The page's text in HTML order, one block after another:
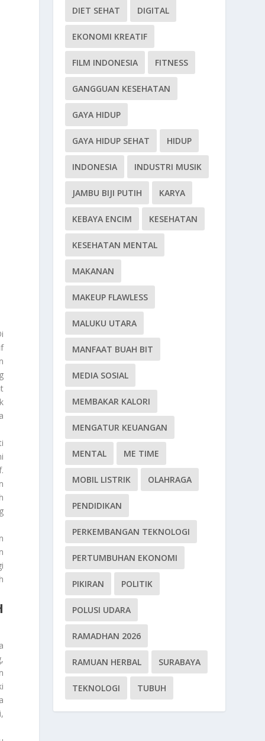
DIET SEHAT DIGITAL
EKONOMI KREATIF
FILM INDONESIA FITNESS
GANGGUAN KESEHATAN
GAYA HIDUP
GAYA HIDUP SEHAT HIDUP
INDONESIA INDUSTRI MUSIK
JAMBU BIJI PUTIH KARYA
KEBAYA ENCIM KESEHATAN
KESEHATAN MENTAL
MAKANAN
MAKEUP FLAWLESS
MALUKU UTARA
MANFAAT BUAH BIT
MEDIA SOSIAL
MEMBAKAR KALORI
MENGATUR KEUANGAN
MENTAL ME TIME
MOBIL LISTRIK OLAHRAGA
PENDIDIKAN
PERKEMBANGAN TEKNOLOGI
PERTUMBUHAN EKONOMI
PIKIRAN POLITIK
POLUSI UDARA
RAMADHAN 2026
RAMUAN HERBAL SURABAYA
TEKNOLOGI TUBUH